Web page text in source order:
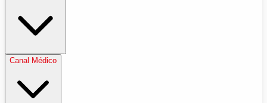
Canal Médico